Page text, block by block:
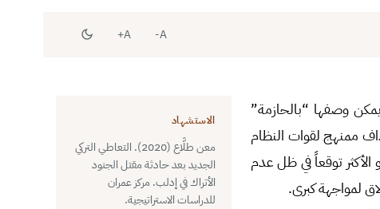
A-
A+
وصفها “بالحازمة”
ممنهج لقوات النظام
توقعاً في ظل عدم
لمواجهة كبرى.
الاستشهاد
معن طلَّاع (2020). التعاطي التركي
الجديد بعد حادثة مقتل الجنود
الأتراك في إدلب. مركز عمران
للدراسات الاستراتيجية.